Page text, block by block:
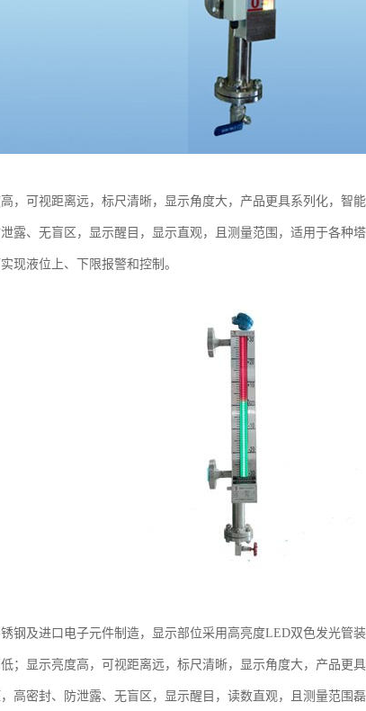
，可视距离远，标尺清晰，显示角度大，产品更具系列化，智
露、无盲区，显示醒目，显示直观，且测量范围，适用于各种
现液位上、下限报警和控制。
钢及进口电子元件制造，显示部位采用高亮度LED双色发光管
；显示亮度高，可视距离远，标尺清晰，显示角度大，产品更
高密封、防泄露、无盲区，显示醒目，读数直观，且测量范围